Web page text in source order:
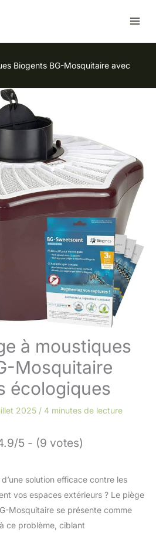
Biogents BG-Mosquitaire avec
à moustiques
Mosquitaire
écologiques
2025 / 4 minutes de lecture
5 - (9 votes)
solution efficace contre les
vos espaces extérieurs ? Le piège
Mosquitaire se présente comme
ce problème, ciblant